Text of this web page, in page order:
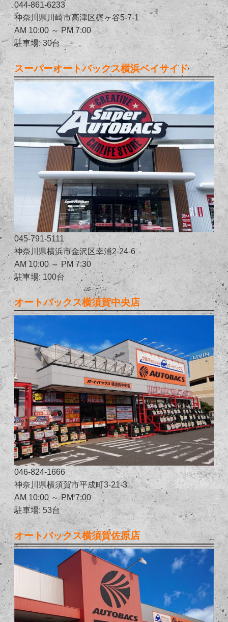
044-861-6233
神奈川県川崎市高津区梶ヶ谷5-7-1
AM 10:00 ～ PM 7:00
駐車場: 30台
スーパーオートバックス横浜ベイサイド
045-791-5111
神奈川県横浜市金沢区幸浦2-24-6
AM 10:00 ～ PM 7:30
駐車場: 100台
オートバックス横須賀中央店
046-824-1666
神奈川県横須賀市平成町3-21-3
AM 10:00 ～ PM 7:00
駐車場: 53台
オートバックス横須賀佐原店